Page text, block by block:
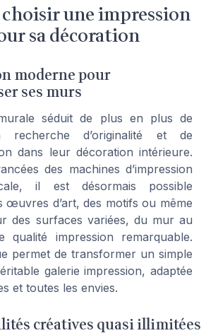
une impression
sa décoration
moderne pour
ses murs
murale séduit de plus en plus de
d’originalité et de
dans leur décoration intérieure.
des machines d’impression
il est désormais possible
œuvres d’art, des motifs ou même
des surfaces variées, du mur au
qualité impression remarquable.
permet de transformer un simple
galerie impression, adaptée
et toutes les envies.
créatives quasi illimitées